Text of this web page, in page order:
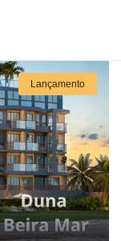
Lançamento